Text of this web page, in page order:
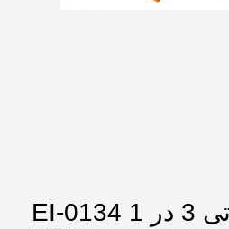
EI-0134 فن های تبلیغاتی 3 در 1